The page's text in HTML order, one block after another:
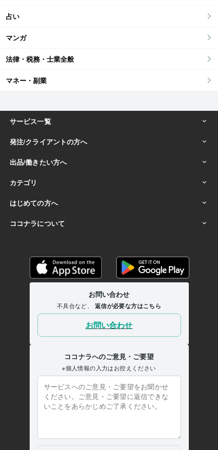
占い
マンガ
法律・税務・士業全般
マネー・副業